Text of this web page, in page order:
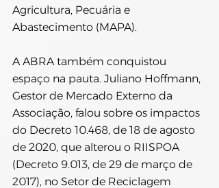
Agricultura, Pecuária e
Abastecimento (MAPA).
A ABRA também conquistou
espaço na pauta. Juliano Hoffmann,
Gestor de Mercado Externo da
Associação, falou sobre os impactos
do Decreto 10.468, de 18 de agosto
de 2020, que alterou o RIISPOA
(Decreto 9.013, de 29 de março de
2017), no Setor de Reciclagem